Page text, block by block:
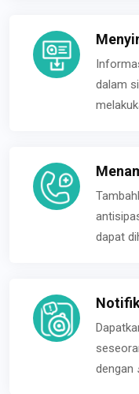
dalam
dapat
dengan